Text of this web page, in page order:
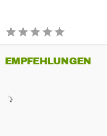
EMPFEHLUNGEN